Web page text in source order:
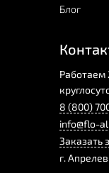
Блог
Работаем
8 (800)
info@flo-
Заказать
г.